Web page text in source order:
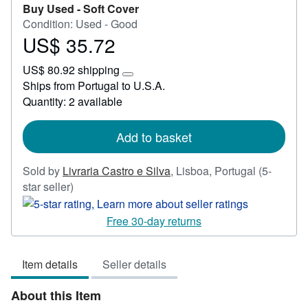
Buy Used -Soft Cover
Condition: Used - Good
Price
35.72
US$ 35.72
US$ 80.92 shipping
Learn
more
rates
Ships from Portugal to U.S.A.
Quantity: 2 available
Add to basket
Sold by Livraria Castro e Silva, Lisboa, Portugal (5-
star seller)
rating
out
5
stars
Free 30-day returns
Item details Seller details
About this Item